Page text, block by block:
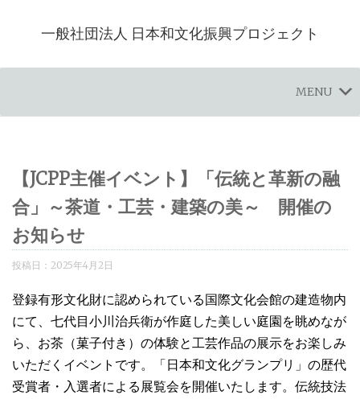
一般社団法人 日本和文化振興プロジェクト
MENU
【JCPP主催イベント】「伝統と革新の融
合」～茶道・工芸・建築の美～ 開催の
お知らせ
投稿日： 2025年4月2日
登録有形文化財に認められている国際文化会館の建造物内
にて、七代目小川治兵衛が作庭した美しい庭園を眺めなが
ら、お茶（菓子付き）の体験と工芸作品の展示をお楽しみ
いただくイベントです。「日本和文化グランプリ」の歴代
受賞者・入選者による展覧会を開催いたします。伝統技法